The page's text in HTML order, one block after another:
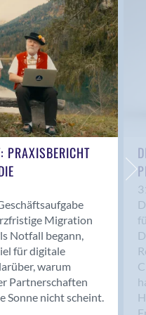
PRAXISBERICHT
Migration
Notfall begann,
für digitale
warum
Partnerschaften
Sonne nicht scheint.